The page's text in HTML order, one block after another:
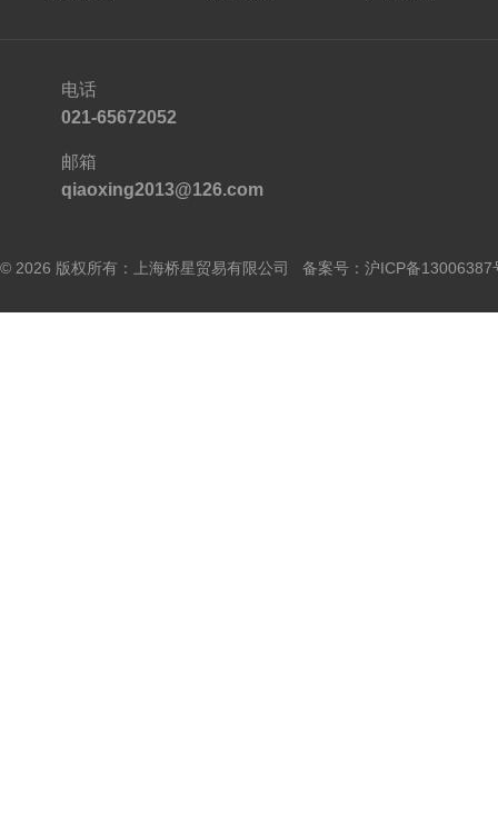
电话
021-65672052
邮箱
qiaoxing2013@126.com
© 2026 版权所有：上海桥星贸易有限公司 备案号： 沪ICP备13006387